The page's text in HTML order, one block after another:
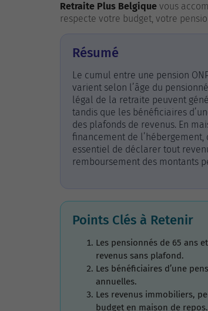
Retraite Plus Belgique vous
respecte votre budget, votre
Résumé
Le cumul entre une pension
varient selon l’âge du
légal de la retraite peuvent
tandis que les bénéficiaires
des plafonds de revenus. En
financement de
essentiel de déclarer tout
remboursement des montants
Points Clés à Retenir
Les pensionnés de 65 ans
revenus sans plafond.
Les bénéficiaires d’une
annuelles.
Les revenus immobiliers,
budget en maison de repos.